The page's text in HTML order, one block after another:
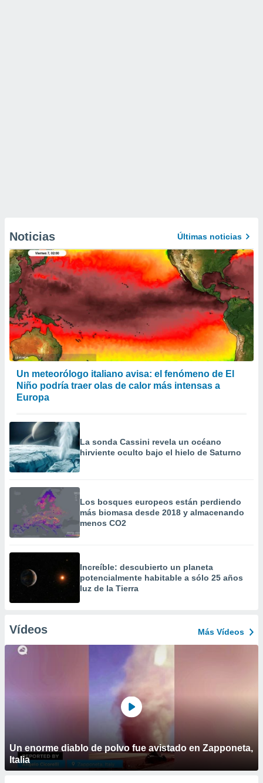
Noticias Últimas noticias
Un meteorólogo italiano avisa: el fenómeno de El
Niño podría traer olas de calor más intensas a
Europa
La sonda Cassini revela un océano
hirviente oculto bajo el hielo de Saturno
Los bosques europeos están perdiendo
más biomasa desde 2018 y almacenando
menos CO2
Increíble: descubierto un planeta
potencialmente habitable a sólo 25 años
luz de la Tierra
Vídeos Más Vídeos
Un enorme diablo de polvo fue avistado en Zapponeta,
Italia